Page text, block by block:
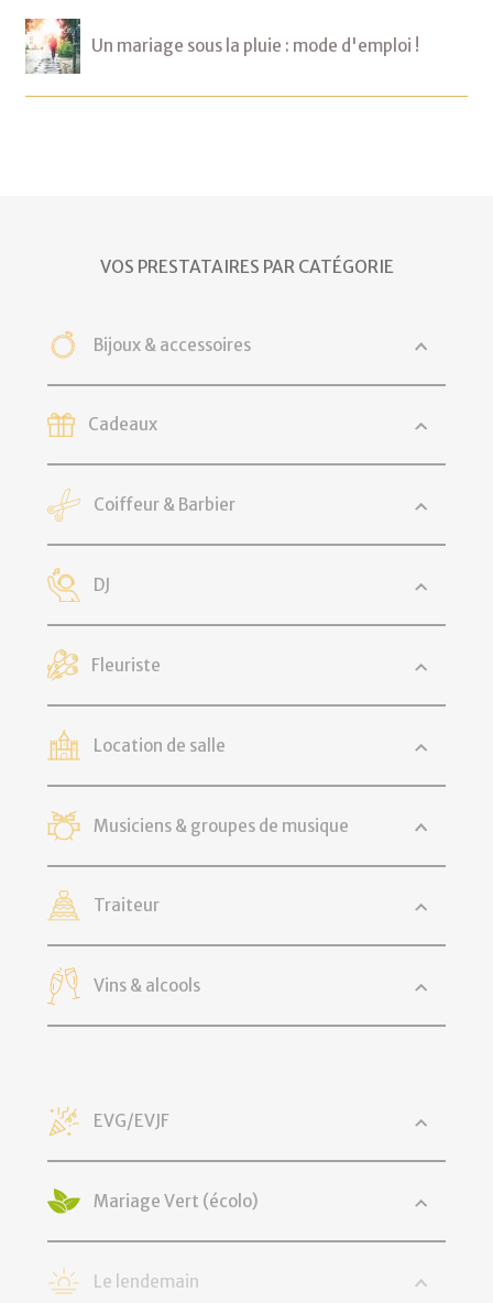
Un mariage sous la pluie : mode d'emploi !
VOS PRESTATAIRES PAR CATÉGORIE
Bijoux & accessoires
Cadeaux
Coiffeur & Barbier
DJ
Fleuriste
Location de salle
Musiciens & groupes de musique
Traiteur
Vins & alcools
EVG/EVJF
Mariage Vert (écolo)
Le lendemain